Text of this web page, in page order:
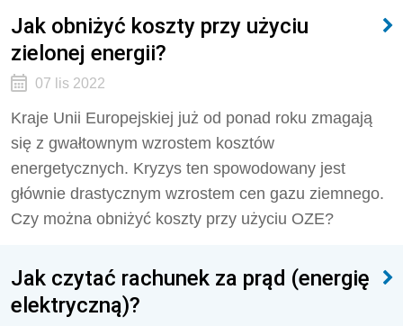
Jak obniżyć koszty przy użyciu
zielonej energii?
07 lis 2022
Kraje Unii Europejskiej już od ponad roku zmagają
się z gwałtownym wzrostem kosztów
energetycznych. Kryzys ten spowodowany jest
głównie drastycznym wzrostem cen gazu ziemnego.
Czy można obniżyć koszty przy użyciu OZE?
Jak czytać rachunek za prąd (energię
elektryczną)?